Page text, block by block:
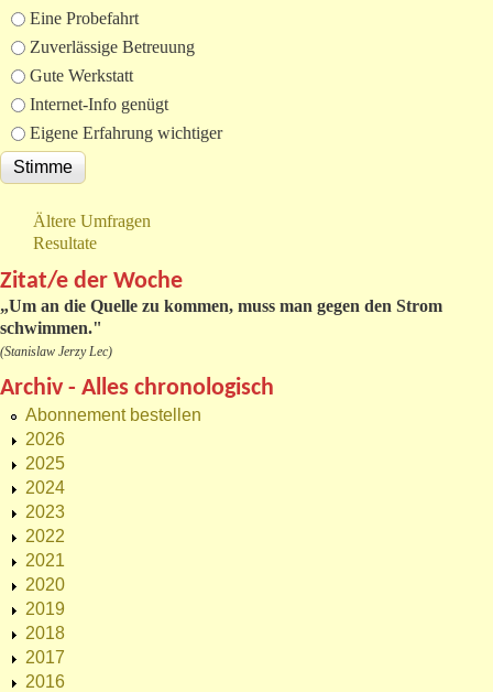
Eine Probefahrt
Zuverlässige Betreuung
Gute Werkstatt
Internet-Info genügt
Eigene Erfahrung wichtiger
Ältere Umfragen
Resultate
Zitat/e der Woche
„Um an die Quelle zu kommen, muss man gegen den Strom
schwimmen."
(Stanislaw Jerzy Lec)
Archiv - Alles chronologisch
Abonnement bestellen
2026
2025
2024
2023
2022
2021
2020
2019
2018
2017
2016